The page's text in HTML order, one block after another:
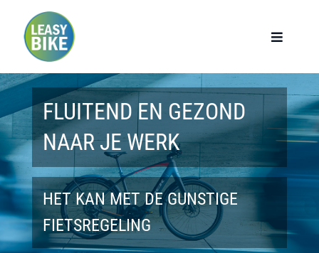
Toggle
Home
Werknemers
Werkgevers
Privé lease
FLUITEND EN GEZOND
NAAR JE WERK
HET KAN MET DE GUNSTIGE
FIETSREGELING